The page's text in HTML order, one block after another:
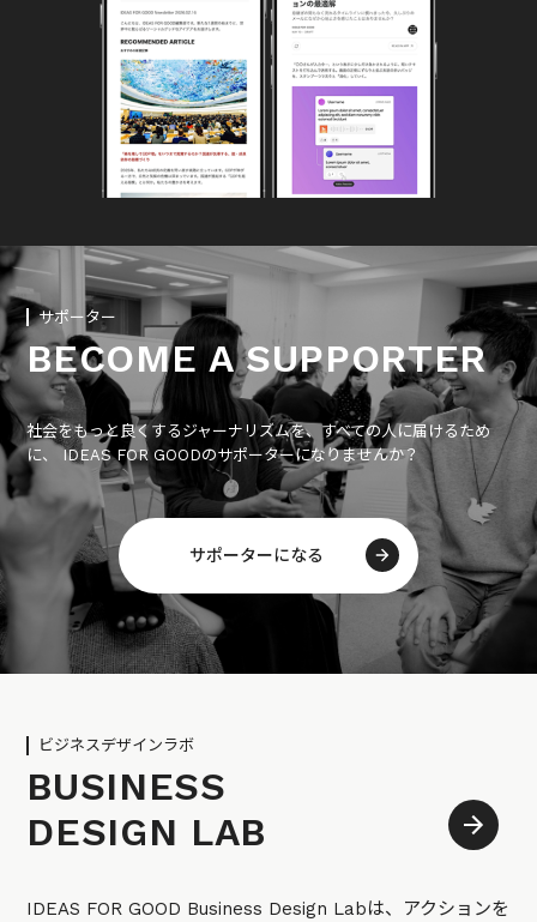
サポーター
BECOME A SUPPORTER
社会をもっと良くするジャーナリズムを、すべての人に届けるため
に、 IDEAS FOR GOODのサポーターになりませんか？
サポーターになる
ビジネスデザインラボ
BUSINESS
DESIGN LAB
IDEAS FOR GOOD Business Design Labは、アクションを